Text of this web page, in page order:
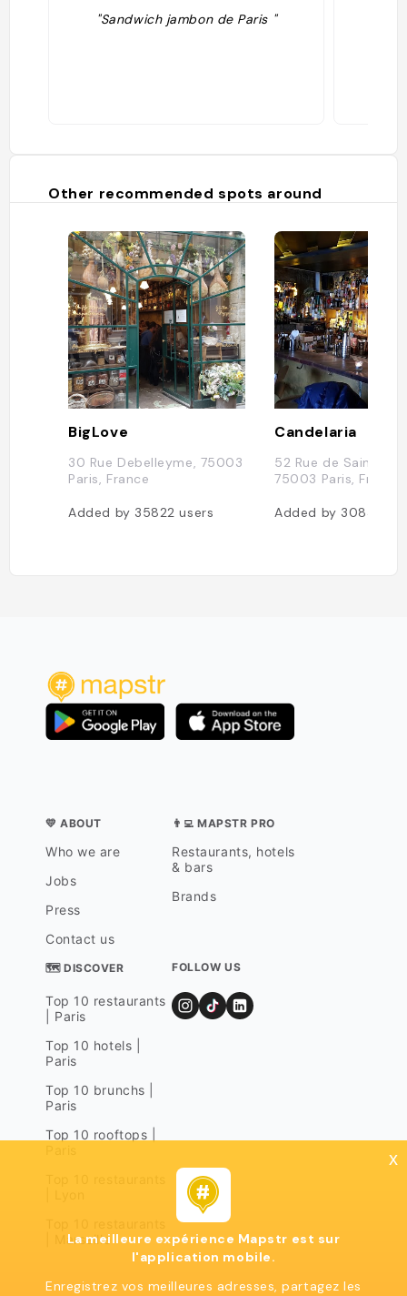
"Sandwich jambon de Paris "
Other recommended spots around
BigLove
30 Rue Debelleyme, 75003
Paris, France
Added by 35822users
Candelaria
52 Rue de
75003 Paris, France
Added by 30834
💛 ABOUT
Who we are
Jobs
Press
Contact us
👨‍💻 MAPSTR PRO
Restaurants, hotels
& bars
Brands
🗺 DISCOVER
Top 10 restaurants
| Paris
Top 10 hotels |
Paris
Top 10 brunchs |
Paris
Top 10 rooftops |
| Marseille
FOLLOW US
x
La meilleure expérience Mapstr est sur
l'application mobile.
Enregistrez vos meilleures adresses, partagez les